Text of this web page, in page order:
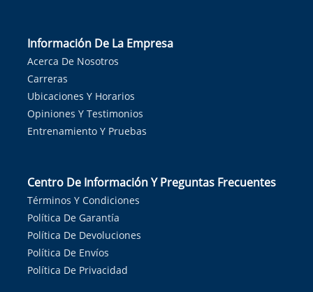
Información De La Empresa
Acerca De Nosotros
Carreras
Ubicaciones Y Horarios
Opiniones Y Testimonios
Entrenamiento Y Pruebas
Centro De Información Y Preguntas Frecuentes
Términos Y Condiciones
Política De Garantía
Política De Devoluciones
Política De Envíos
Política De Privacidad